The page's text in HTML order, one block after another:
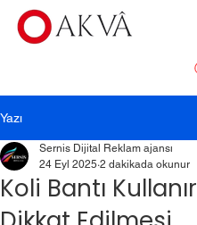
Yazı
Koli Bantı
Sernis Dijital Reklam ajansı
24 Eyl 2025 2 dakikada okunur